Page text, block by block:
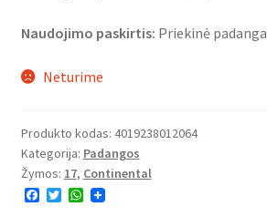
Naudojimo paskirtis: Priekinė padanga
Neturime
Produkto kodas: 4019238012064
Kategorija: Padangos
Žymos: 17, Continental
F
T
W